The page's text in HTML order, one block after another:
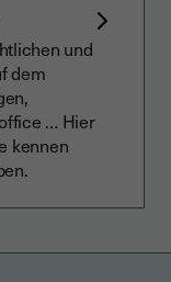
und
dem
… Hier
kennen